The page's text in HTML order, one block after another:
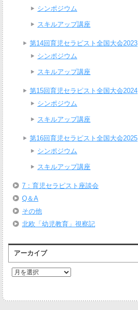
シンポジウム
スキルアップ講座
第14回育児セラピスト全国大会2023
シンポジウム
スキルアップ講座
第15回育児セラピスト全国大会2024
シンポジウム
スキルアップ講座
第16回育児セラピスト全国大会2025
シンポジウム
スキルアップ講座
7：育児セラピスト座談会
Q＆A
その他
北欧「幼児教育」視察記
アーカイブ
ア
イ